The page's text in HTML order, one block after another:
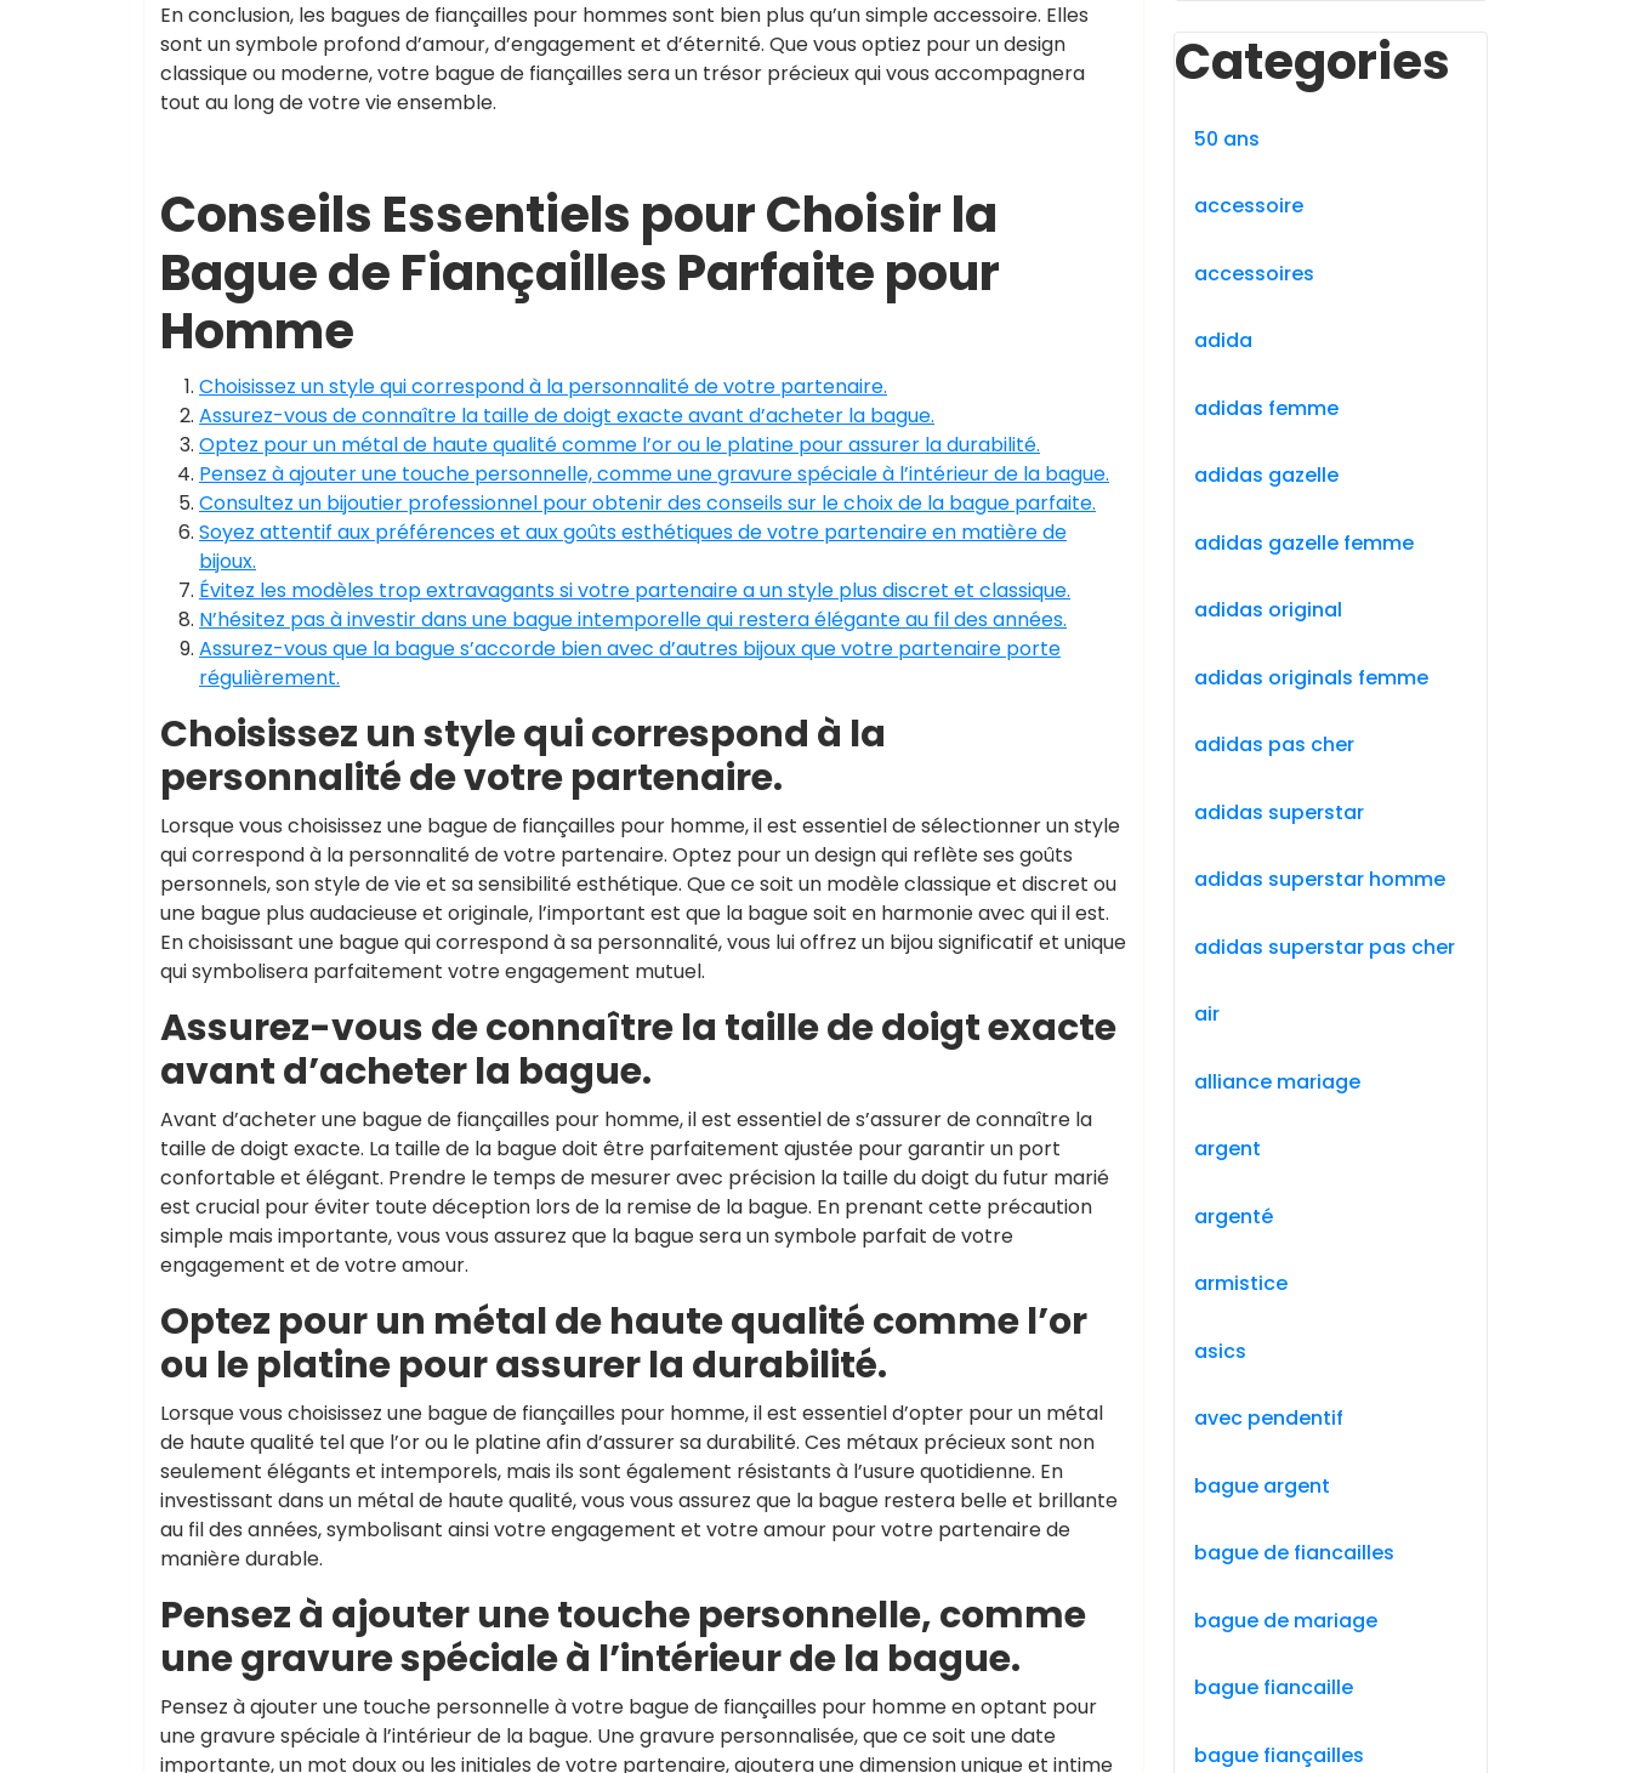
En conclusion, les bagues de fiançailles pour hommes sont bien plus qu’un simple accessoire. Elles
sont un symbole profond d’amour, d’engagement et d’éternité. Que vous optiez pour un design
classique ou moderne, votre bague de fiançailles sera un trésor précieux qui vous accompagnera
tout au long de votre vie ensemble.
Conseils Essentiels pour Choisir la
Bague de Fiançailles Parfaite pour
Homme
Choisissez un style qui correspond à la personnalité de votre partenaire.
Assurez-vous de connaître la taille de doigt exacte avant d’acheter la bague.
Optez pour un métal de haute qualité comme l’or ou le platine pour assurer la durabilité.
Pensez à ajouter une touche personnelle, comme une gravure spéciale à l’intérieur de la bague.
Consultez un bijoutier professionnel pour obtenir des conseils sur le choix de la bague parfaite.
Soyez attentif aux préférences et aux goûts esthétiques de votre partenaire en matière de
bijoux.
Évitez les modèles trop extravagants si votre partenaire a un style plus discret et classique.
N’hésitez pas à investir dans une bague intemporelle qui restera élégante au fil des années.
Assurez-vous que la bague s’accorde bien avec d’autres bijoux que votre partenaire porte
régulièrement.
Choisissez un style qui correspond à la
personnalité de votre partenaire.
Lorsque vous choisissez une bague de fiançailles pour homme, il est essentiel de sélectionner un style
qui correspond à la personnalité de votre partenaire. Optez pour un design qui reflète ses goûts
personnels, son style de vie et sa sensibilité esthétique. Que ce soit un modèle classique et discret ou
une bague plus audacieuse et originale, l’important est que la bague soit en harmonie avec qui il est.
En choisissant une bague qui correspond à sa personnalité, vous lui offrez un bijou significatif et unique
qui symbolisera parfaitement votre engagement mutuel.
Assurez-vous de connaître la taille de doigt exacte
avant d’acheter la bague.
Avant d’acheter une bague de fiançailles pour homme, il est essentiel de s’assurer de connaître la
taille de doigt exacte. La taille de la bague doit être parfaitement ajustée pour garantir un port
confortable et élégant. Prendre le temps de mesurer avec précision la taille du doigt du futur marié
est crucial pour éviter toute déception lors de la remise de la bague. En prenant cette précaution
simple mais importante, vous vous assurez que la bague sera un symbole parfait de votre
engagement et de votre amour.
Optez pour un métal de haute qualité comme l’or
ou le platine pour assurer la durabilité.
Lorsque vous choisissez une bague de fiançailles pour homme, il est essentiel d’opter pour un métal
de haute qualité tel que l’or ou le platine afin d’assurer sa durabilité. Ces métaux précieux sont non
seulement élégants et intemporels, mais ils sont également résistants à l’usure quotidienne. En
investissant dans un métal de haute qualité, vous vous assurez que la bague restera belle et brillante
au fil des années, symbolisant ainsi votre engagement et votre amour pour votre partenaire de
manière durable.
Pensez à ajouter une touche personnelle, comme
une gravure spéciale à l’intérieur de la bague.
Pensez à ajouter une touche personnelle à votre bague de fiançailles pour homme en optant pour
une gravure spéciale à l’intérieur de la bague. Une gravure personnalisée, que ce soit une date
importante, un mot doux ou les initiales de votre partenaire, ajoutera une dimension unique et intime
Categories
50 ans
accessoire
accessoires
adida
adidas femme
adidas gazelle
adidas gazelle femme
adidas original
adidas originals femme
adidas pas cher
adidas superstar
adidas superstar homme
adidas superstar pas cher
air
alliance mariage
argent
argenté
armistice
asics
avec pendentif
bague argent
bague de fiancailles
bague de mariage
bague fiancaille
bague fiançailles